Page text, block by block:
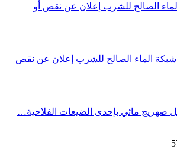
الصالح للشرب إعلان عن نقص أو
الماء الصالح للشرب إعلان عن نقص
صهريج مائي بإحدى الضيعات الفلاحية…